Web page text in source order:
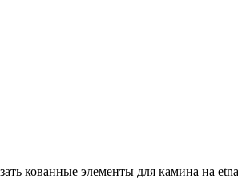
кованные элементы для камина на